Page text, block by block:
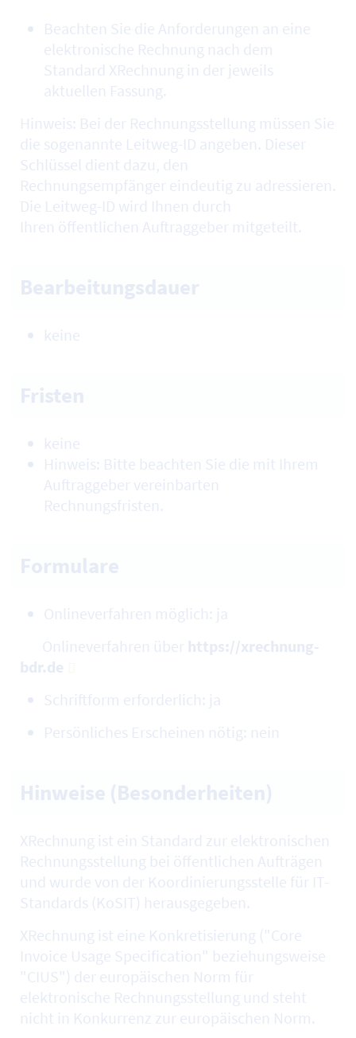
Beachten Sie die Anforderungen an eine
elektronische Rechnung nach dem
Standard XRechnung in der jeweils
aktuellen Fassung.
Hinweis: Bei der Rechnungsstellung müssen Sie
die sogenannte Leitweg-ID angeben. Dieser
Schlüssel dient dazu, den
Rechnungsempfänger eindeutig zu adressieren.
Die Leitweg-ID wird Ihnen durch
Ihren öffentlichen Auftraggeber mitgeteilt.
keine
keine
Hinweis: Bitte beachten Sie die mit Ihrem
Auftraggeber vereinbarten
Rechnungsfristen.
Onlineverfahren möglich: ja
Onlineverfahren über https://xrechnung-
bdr.de
Schriftform erforderlich: ja
Persönliches Erscheinen nötig: nein
XRechnung ist ein Standard zur elektronischen
Rechnungsstellung bei öffentlichen Aufträgen
und wurde von der Koordinierungsstelle für IT-
Standards (KoSIT) herausgegeben.
XRechnung ist eine Konkretisierung ("Core
Invoice Usage Specification" beziehungsweise
"CIUS") der europäischen Norm für
elektronische Rechnungsstellung und steht
nicht in Konkurrenz zur europäischen Norm.